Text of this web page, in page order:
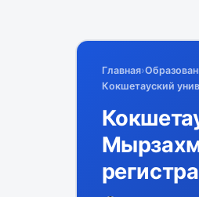
Главная›
Кокшетауский